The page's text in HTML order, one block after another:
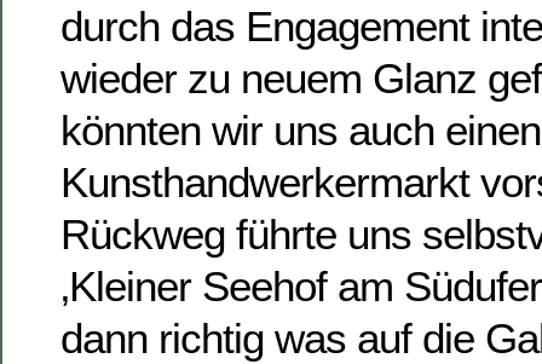
durch das Engagement
wieder zu neuem Glanz
könnten wir uns auch einen
Kunsthandwerkermarkt
Rückweg führte uns
‚Kleiner Seehof am
dann richtig was auf die